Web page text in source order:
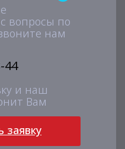
вопросы по
нам
44
и наш
Вам
заявку